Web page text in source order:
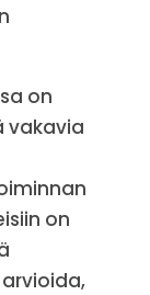
on
vakavia
on